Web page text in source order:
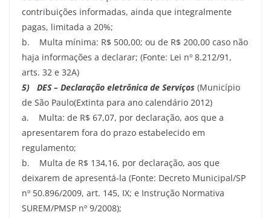
contribuições informadas, ainda que integralmente
pagas, limitada a 20%;
b. Multa mínima: R$ 500,00; ou de R$ 200,00 caso não
haja informações a declarar; (Fonte: Lei nº 8.212/91,
arts. 32 e 32A)
5) DES – Declaração eletrônica de Serviços (Município
de São Paulo(Extinta para ano calendário 2012)
a. Multa: de R$ 67,07, por declaração, aos que a
apresentarem fora do prazo estabelecido em
regulamento;
b. Multa de R$ 134,16, por declaração, aos que
deixarem de apresentá-la (Fonte: Decreto Municipal/SP
nº 50.896/2009, art. 145, IX; e Instrução Normativa
SUREM/PMSP nº 9/2008);